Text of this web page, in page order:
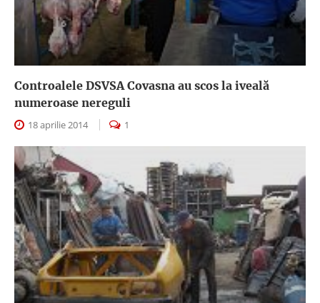
Controalele DSVSA Covasna au scos la iveală
numeroase nereguli
18 aprilie 2014 1